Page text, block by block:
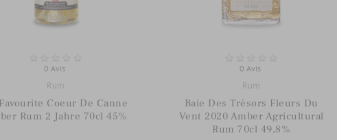
0 Avis
Rum
Coeur De Canne
Rum 2 Jahre 70cl 45%
0 Avis
Rum
Baie Des Trésors Fleurs Du
Vent 2020 Amber Agricultural
Rum 70cl 49,8%